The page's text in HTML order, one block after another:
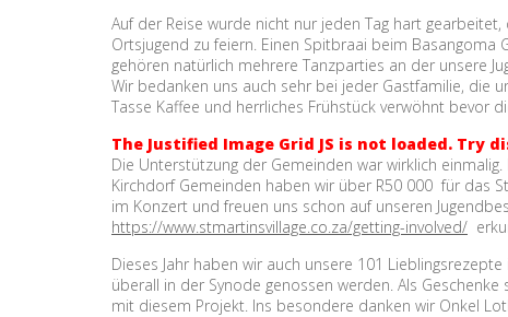
Auf der Reise wurde nicht nur jeden Tag hart
Ortsjugend zu feiern. Einen Spitbraai beim Basangoma
gehören natürlich mehrere Tanzparties an der unsere
Wir bedanken uns auch sehr bei jeder Gastfamilie, die
Tasse Kaffee und herrliches Frühstück verwöhnt bevor
The Justified Image Grid JS is not loaded.
Die Unterstützung der Gemeinden war wirklich
Kirchdorf Gemeinden haben wir über R50 000 für das
im Konzert und freuen uns schon auf unseren
https://www.stmartinsvillage.co.za/getting-involved/
Dieses Jahr haben wir auch unsere 101
überall in der Synode genossen werden. Als
mit diesem Projekt. Ins besondere danken wir Onkel